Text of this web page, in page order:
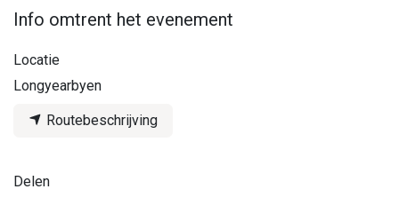
Info omtrent het evenement
Locatie
Longyearbyen
Routebeschrijving
Delen